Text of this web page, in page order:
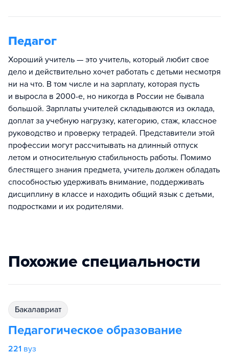
Педагог
Хороший учитель — это учитель, который любит свое
дело и действительно хочет работать с детьми несмотря
ни на что. В том числе и на зарплату, которая пусть
и выросла в 2000-е, но никогда в России не бывала
большой. Зарплаты учителей складываются из оклада,
доплат за учебную нагрузку, категорию, стаж, классное
руководство и проверку тетрадей. Представители этой
профессии могут рассчитывать на длинный отпуск
летом и относительную стабильность работы. Помимо
блестящего знания предмета, учитель должен обладать
способностью удерживать внимание, поддерживать
дисциплину в классе и находить общий язык с детьми,
подростками и их родителями.
Похожие специальности
бакалавриат
Педагогическое образование
221 вуз